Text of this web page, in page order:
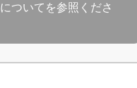
についてを参照くださ